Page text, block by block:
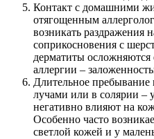
Контакт с домашними
отягощенным
возникать раздражения
соприкосновения с
дерматиты
аллергии –
Длительное
лучами или в солярии –
негативно влияют на
Особенно часто
светлой кожей и у